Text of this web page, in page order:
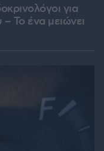
για
Το ένα μειώνει